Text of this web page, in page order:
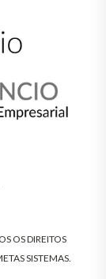
OS DIREITOS
SISTEMAS.